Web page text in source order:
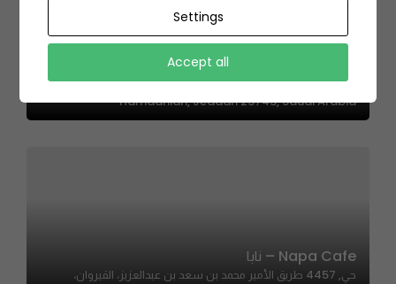
Universal Sandwich | الساندويش العالمي
Hamdaniah, Jeddah 23743, Saudi Arabia
Napa Cafe – نابا
حي, 4457 طريق الأمير محمد بن سعد بن عبدالعزيز، القيروان،
Settings
Accept all